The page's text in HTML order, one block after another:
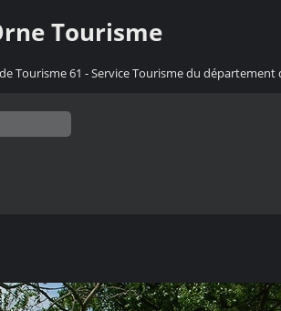
Tourisme
Tourisme 61 - Service Tourisme du